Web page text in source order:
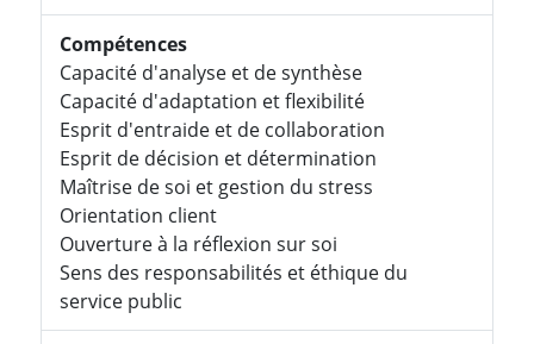
Compétences
Capacité d'analyse et de synthèse
Capacité d'adaptation et flexibilité
Esprit d'entraide et de collaboration
Esprit de décision et détermination
Maîtrise de soi et gestion du stress
Orientation client
Ouverture à la réflexion sur soi
Sens des responsabilités et éthique du
service public